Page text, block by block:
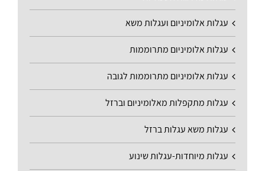
עגלות אלומיניום ועגלות משא
עגלות אלומיניום מתרוממות
עגלות אלומיניום מתרוממות לגובה
עגלות מתקפלות מאלומיניום וברזל
עגלות משא עגלות ברזל
עגלות מיוחדות-עגלות שינוע